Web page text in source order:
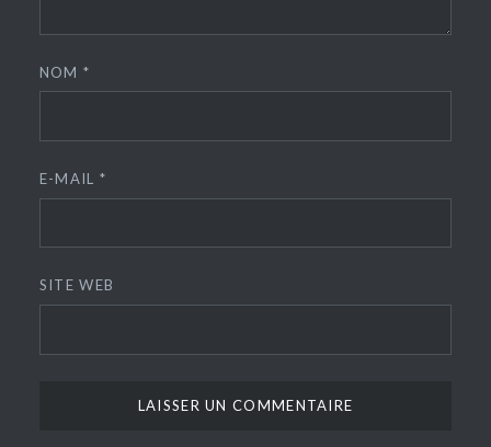
NOM*
E-MAIL *
SITE WEB